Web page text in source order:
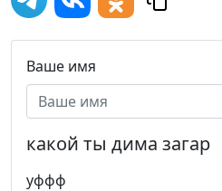
Ваше имя
какой ты дима загар
уффф